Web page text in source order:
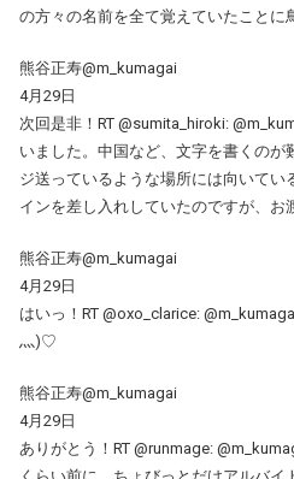
の方々の名前を全て覚えていたことに
熊谷正寿@m_kumagai
4月29日
次回是非！RT @sumita_hiroki:
いました。中国など、文字を書くのが
ジ送っているような場所には向いてい
インを差し入れしていたのですが、お
熊谷正寿@m_kumagai
4月29日
はいっ！RT @oxo_clarice:
灬)♡
熊谷正寿@m_kumagai
4月29日
ありがとう！RT @runmage: